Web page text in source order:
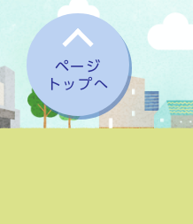
ページ
トップへ